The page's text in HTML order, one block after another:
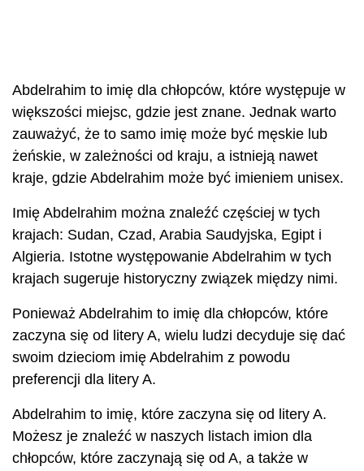
Abdelrahim to imię dla chłopców, które występuje w
większości miejsc, gdzie jest znane. Jednak warto
zauważyć, że to samo imię może być męskie lub
żeńskie, w zależności od kraju, a istnieją nawet
kraje, gdzie Abdelrahim może być imieniem unisex.
Imię Abdelrahim można znaleźć częściej w tych
krajach: Sudan, Czad, Arabia Saudyjska, Egipt i
Algieria. Istotne występowanie Abdelrahim w tych
krajach sugeruje historyczny związek między nimi.
Ponieważ Abdelrahim to imię dla chłopców, które
zaczyna się od litery A, wielu ludzi decyduje się dać
swoim dzieciom imię Abdelrahim z powodu
preferencji dla litery A.
Abdelrahim to imię, które zaczyna się od litery A.
Możesz je znaleźć w naszych listach imion dla
chłopców, które zaczynają się od A, a także w